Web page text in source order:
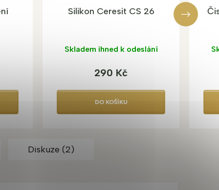
Silikon Ceresit CS 26
Skladem ihned k odeslání
290 Kč
DO KOŠÍKU
Diskuze (2)